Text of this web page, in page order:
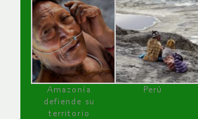
Amazonía
defiende su
territorio
Perú